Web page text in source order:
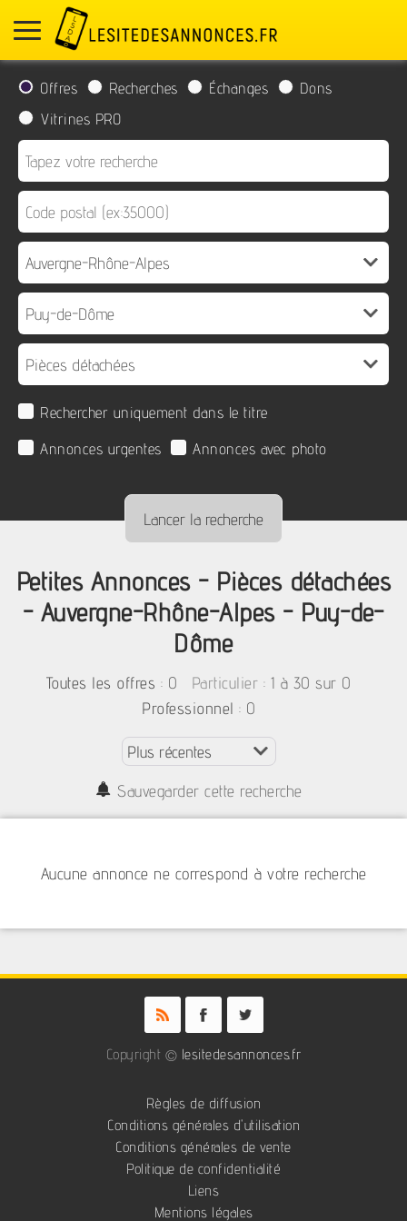
Offres Recherches Échanges
Dons
Vitrines PRO
Rechercher uniquement dans le titre
Annonces urgentes
Annonces avec photo
Petites Annonces - Pièces détachées
- Auvergne-Rhône-Alpes - Puy-de-
Dôme
Toutes les offres : 0 Particulier : 1 à 30 sur 0
Professionnel : 0
Sauvegarder cette recherche
Aucune annonce ne correspond à votre recherche
Copyright © lesitedesannonces.fr
Règles de diffusion
Conditions générales d'utilisation
Conditions générales de vente
Politique de confidentialité
Liens
Mentions légales